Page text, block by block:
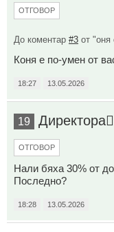
ОТГОВОР
До коментар #3 от "оня
Коня е по-умен от
18:27 13.05.2026
19
ОТГОВОР
Нали бяха 30% от
Последно?
18:28 13.05.2026